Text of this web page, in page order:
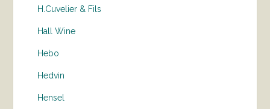
H.Cuvelier & Fils
Hall Wine
Hebo
Hedvin
Hensel